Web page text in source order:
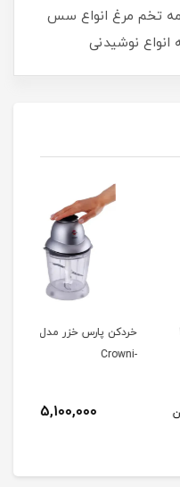
تخم مرغ انواع سس
نوشیدنی
پارس خزر مدل کرونی
5,100,000 تومان